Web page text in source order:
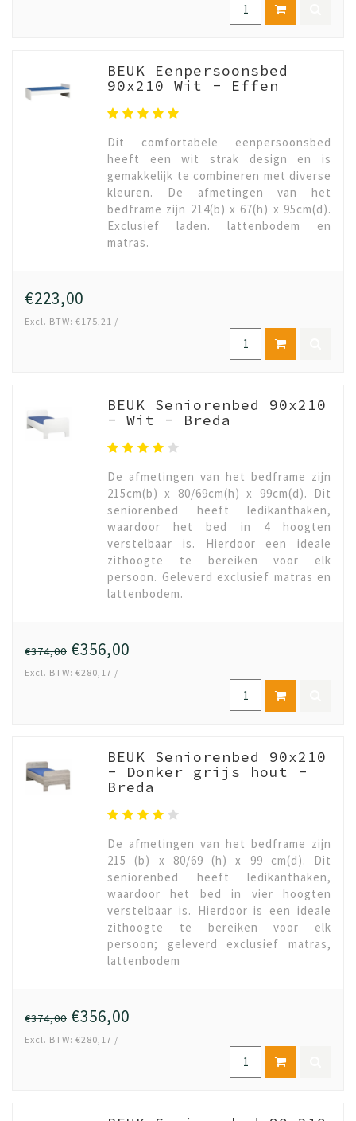
BEUK Eenpersoonsbed
90x210 Wit - Effen
Dit comfortabele eenpersoonsbed
heeft een wit strak design en is
gemakkelijk te combineren met diverse
kleuren. De afmetingen van het
bedframe zijn 214(b) x 67(h) x 95cm(d).
Exclusief laden. lattenbodem en
matras.
€223,00
Excl. BTW: €175,21 /
BEUK Seniorenbed 90x210
- Wit - Breda
De afmetingen van het bedframe zijn
215cm(b) x 80/69cm(h) x 99cm(d). Dit
seniorenbed heeft ledikanthaken,
waardoor het bed in 4 hoogten
verstelbaar is. Hierdoor een ideale
zithoogte te bereiken voor elk
persoon. Geleverd exclusief matras en
lattenbodem.
€374,00 €356,00
Excl. BTW: €280,17 /
BEUK Seniorenbed 90x210
- Donker grijs hout -
Breda
De afmetingen van het bedframe zijn
215 (b) x 80/69 (h) x 99 cm(d). Dit
seniorenbed heeft ledikanthaken,
waardoor het bed in vier hoogten
verstelbaar is. Hierdoor is een ideale
zithoogte te bereiken voor elk
persoon; geleverd exclusief matras,
lattenbodem
€374,00 €356,00
Excl. BTW: €280,17 /